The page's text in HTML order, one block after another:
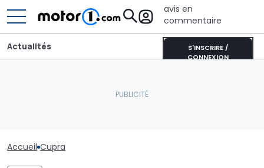
avis en
commentaire
S'INSCRIRE /
CONNEXION
Actualités
Accueil Cupra